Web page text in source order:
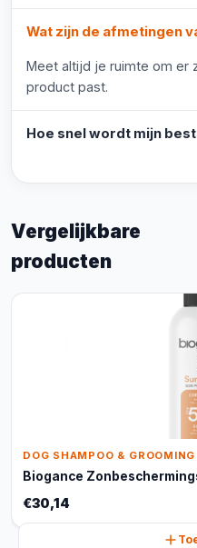
Wat zijn de afmetingen
Meet altijd je ruimte om er
product past.
Hoe snel wordt mijn
Vergelijkbare
producten
DOG SHAMPOO & GROOMING
Biogance
€30,14